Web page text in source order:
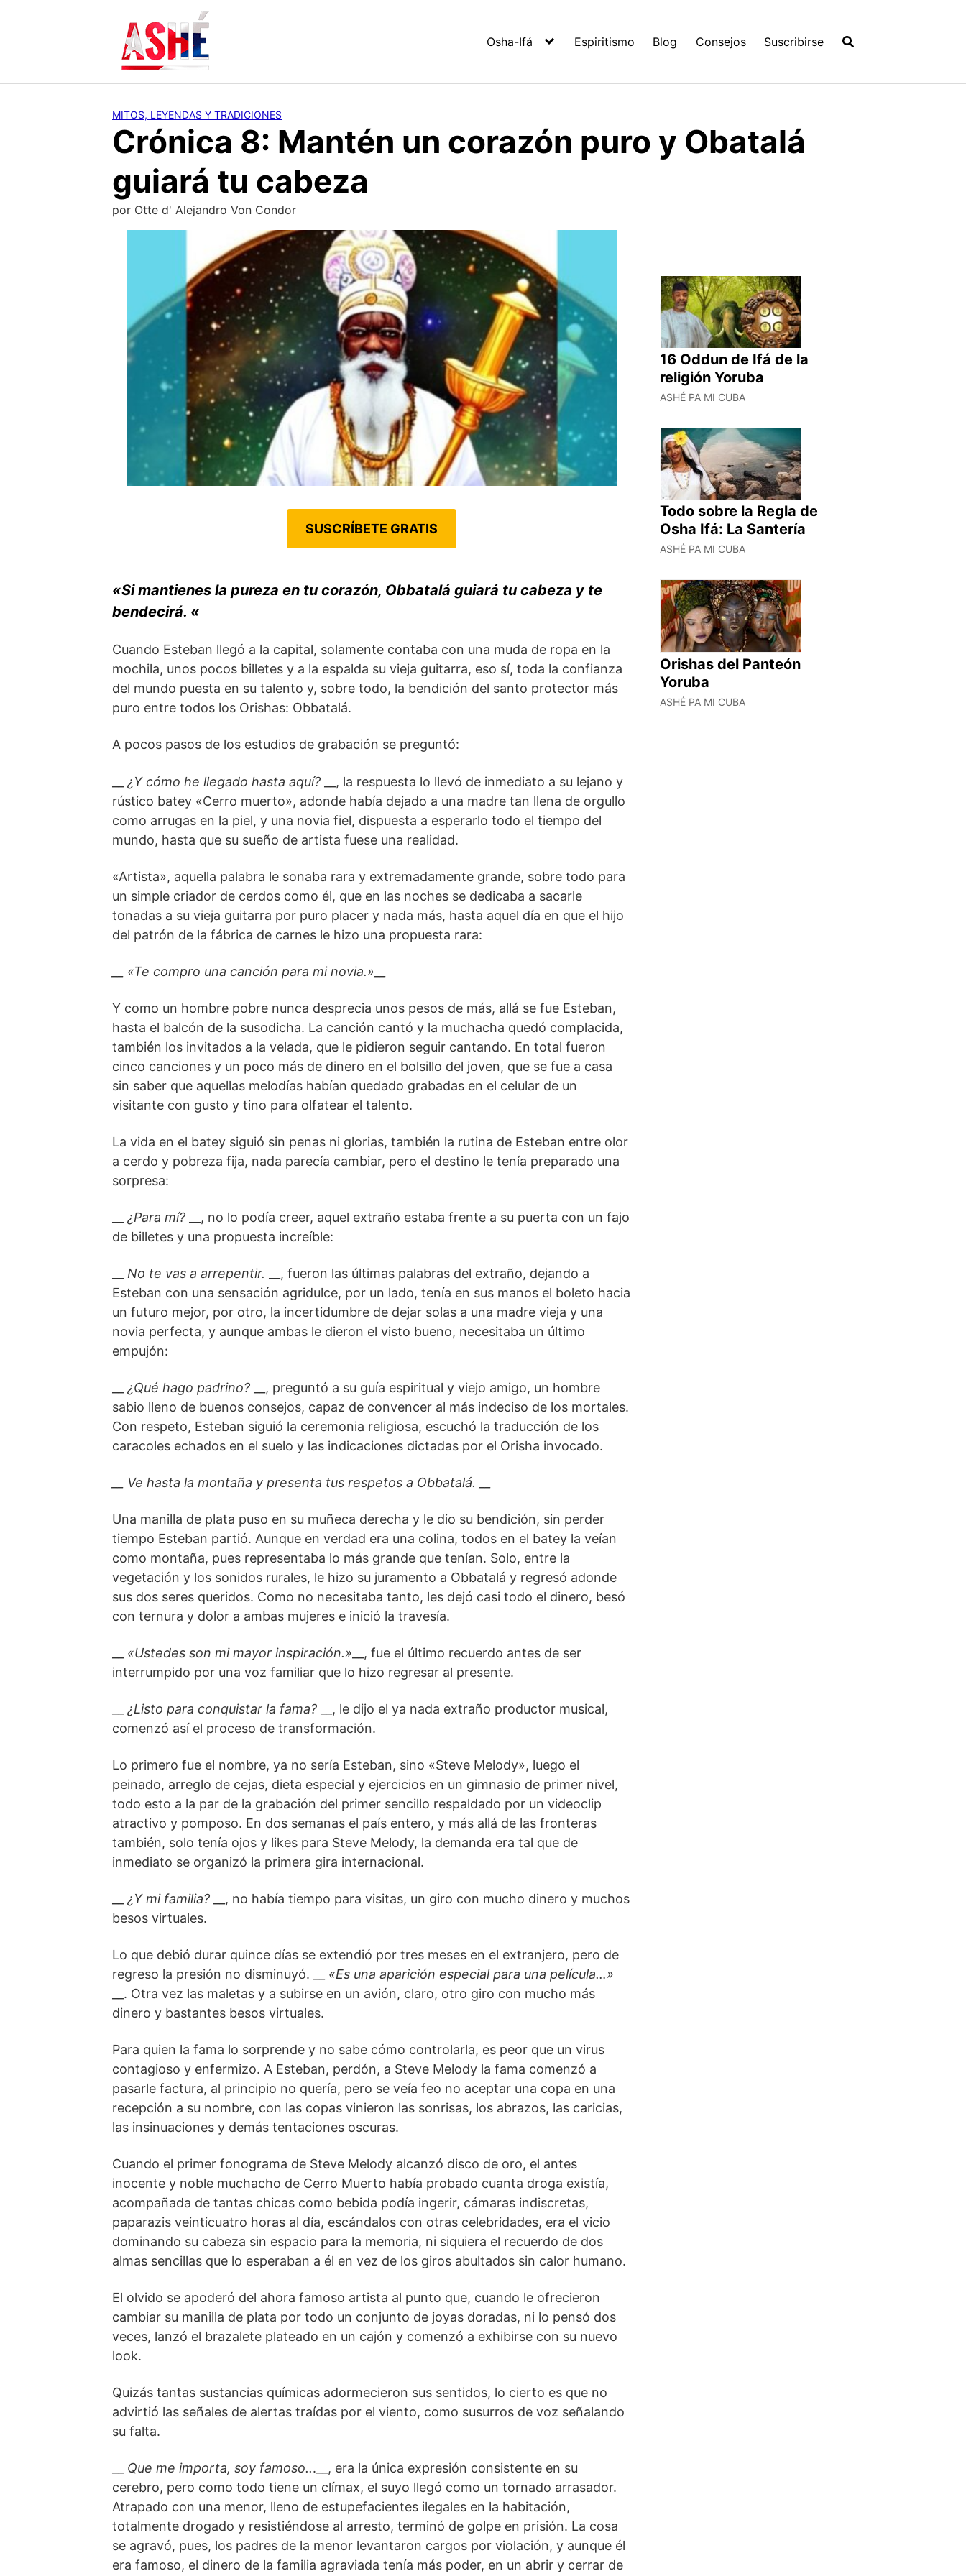
Osha-Ifá Espiritismo Blog Consejos Suscribirse
MITOS, LEYENDAS Y TRADICIONES
Crónica 8: Mantén un corazón puro y Obatalá
guiará tu cabeza
por Otte d' Alejandro Von Condor
SUSCRÍBETE GRATIS
«Si mantienes la pureza en tu corazón, Obbatalá guiará tu cabeza y te
bendecirá. «
Cuando Esteban llegó a la capital, solamente contaba con una muda de ropa en la
mochila, unos pocos billetes y a la espalda su vieja guitarra, eso sí, toda la confianza
del mundo puesta en su talento y, sobre todo, la bendición del santo protector más
puro entre todos los Orishas: Obbatalá.
A pocos pasos de los estudios de grabación se preguntó:
¿Y cómo he llegado hasta aquí?
__, la respuesta lo llevó de inmediato a su lejano y
rústico batey «Cerro muerto», adonde había dejado a una madre tan llena de orgullo
como arrugas en la piel, y una novia fiel, dispuesta a esperarlo todo el tiempo del
mundo, hasta que su sueño de artista fuese una realidad.
«Artista», aquella palabra le sonaba rara y extremadamente grande, sobre todo para
un simple criador de cerdos como él, que en las noches se dedicaba a sacarle
tonadas a su vieja guitarra por puro placer y nada más, hasta aquel día en que el hijo
del patrón de la fábrica de carnes le hizo una propuesta rara:
__ «Te compro una canción para mi novia.»__
Y como un hombre pobre nunca desprecia unos pesos de más, allá se fue Esteban,
hasta el balcón de la susodicha. La canción cantó y la muchacha quedó complacida,
también los invitados a la velada, que le pidieron seguir cantando. En total fueron
cinco canciones y un poco más de dinero en el bolsillo del joven, que se fue a casa
sin saber que aquellas melodías habían quedado grabadas en el celular de un
visitante con gusto y tino para olfatear el talento.
La vida en el batey siguió sin penas ni glorias, también la rutina de Esteban entre olor
a cerdo y pobreza fija, nada parecía cambiar, pero el destino le tenía preparado una
sorpresa:
¿Para mí?
__, no lo podía creer, aquel extraño estaba frente a su puerta con un fajo
de billetes y una propuesta increíble:
No te vas a arrepentir. __, fueron las últimas palabras del extraño, dejando a
Esteban con una sensación agridulce, por un lado, tenía en sus manos el boleto hacia
un futuro mejor, por otro, la incertidumbre de dejar solas a una madre vieja y una
novia perfecta, y aunque ambas le dieron el visto bueno, necesitaba un último
empujón:
¿Qué hago padrino? __, preguntó a su guía espiritual y viejo amigo, un hombre
sabio lleno de buenos consejos, capaz de convencer al más indeciso de los mortales.
Con respeto, Esteban siguió la ceremonia religiosa, escuchó la traducción de los
caracoles echados en el suelo y las indicaciones dictadas por el Orisha invocado.
__ Ve hasta la montaña y presenta tus respetos a Obbatalá. __
Una manilla de plata puso en su muñeca derecha y le dio su bendición, sin perder
tiempo Esteban partió. Aunque en verdad era una colina, todos en el batey la veían
como montaña, pues representaba lo más grande que tenían. Solo, entre la
vegetación y los sonidos rurales, le hizo su juramento a Obbatalá y regresó adonde
sus dos seres queridos. Como no necesitaba tanto, les dejó casi todo el dinero, besó
con ternura y dolor a ambas mujeres e inició la travesía.
«Ustedes son mi mayor inspiración.» __, fue el último recuerdo antes de ser
interrumpido por una voz familiar que lo hizo regresar al presente.
¿Listo para conquistar la fama? __, le dijo el ya nada extraño productor musical,
comenzó así el proceso de transformación.
Lo primero fue el nombre, ya no sería Esteban, sino «Steve Melody», luego el
peinado, arreglo de cejas, dieta especial y ejercicios en un gimnasio de primer nivel,
todo esto a la par de la grabación del primer sencillo respaldado por un videoclip
atractivo y pomposo. En dos semanas el país entero, y más allá de las fronteras
también, solo tenía ojos y likes para Steve Melody, la demanda era tal que de
inmediato se organizó la primera gira internacional.
¿Y mi familia? __, no había tiempo para visitas, un giro con mucho dinero y muchos
besos virtuales.
Lo que debió durar quince días se extendió por tres meses en el extranjero, pero de
regreso la presión no disminuyó. __ «Es una aparición especial para una película…»
__. Otra vez las maletas y a subirse en un avión, claro, otro giro con mucho más
dinero y bastantes besos virtuales.
Para quien la fama lo sorprende y no sabe cómo controlarla, es peor que un virus
contagioso y enfermizo. A Esteban, perdón, a Steve Melody la fama comenzó a
pasarle factura, al principio no quería, pero se veía feo no aceptar una copa en una
recepción a su nombre, con las copas vinieron las sonrisas, los abrazos, las caricias,
las insinuaciones y demás tentaciones oscuras.
Cuando el primer fonograma de Steve Melody alcanzó disco de oro, el antes
inocente y noble muchacho de Cerro Muerto había probado cuanta droga existía,
acompañada de tantas chicas como bebida podía ingerir, cámaras indiscretas,
paparazis veinticuatro horas al día, escándalos con otras celebridades, era el vicio
dominando su cabeza sin espacio para la memoria, ni siquiera el recuerdo de dos
almas sencillas que lo esperaban a él en vez de los giros abultados sin calor humano.
El olvido se apoderó del ahora famoso artista al punto que, cuando le ofrecieron
cambiar su manilla de plata por todo un conjunto de joyas doradas, ni lo pensó dos
veces, lanzó el brazalete plateado en un cajón y comenzó a exhibirse con su nuevo
look.
Quizás tantas sustancias químicas adormecieron sus sentidos, lo cierto es que no
advirtió las señales de alertas traídas por el viento, como susurros de voz señalando
su falta.
Que me importa, soy famoso...__, era la única expresión consistente en su
cerebro, pero como todo tiene un clímax, el suyo llegó como un tornado arrasador.
Atrapado con una menor, lleno de estupefacientes ilegales en la habitación,
totalmente drogado y resistiéndose al arresto, terminó de golpe en prisión. La cosa
se agravó, pues, los padres de la menor levantaron cargos por violación, y aunque él
era famoso, el dinero de la familia agraviada tenía más poder, en un abrir y cerrar de
16 Oddun de Ifá de la
religión Yoruba
ASHÉ PA MI CUBA
Todo sobre la Regla de
Osha Ifá: La Santería
ASHÉ PA MI CUBA
Orishas del Panteón
Yoruba
ASHÉ PA MI CUBA